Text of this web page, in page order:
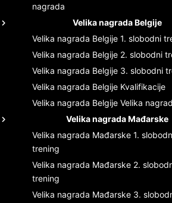
nagrada
Velika nagrada Belgije
Velika nagrada Belgije 1. slobodni
Velika nagrada Belgije 2. slobodni
Velika nagrada Belgije 3. slobodni
Velika nagrada Belgije Kvalifikacije
Velika nagrada Belgije Velika
Velika nagrada Mađarske
Velika nagrada Mađarske 1.
trening
Velika nagrada Mađarske 2.
trening
Velika nagrada Mađarske 3.